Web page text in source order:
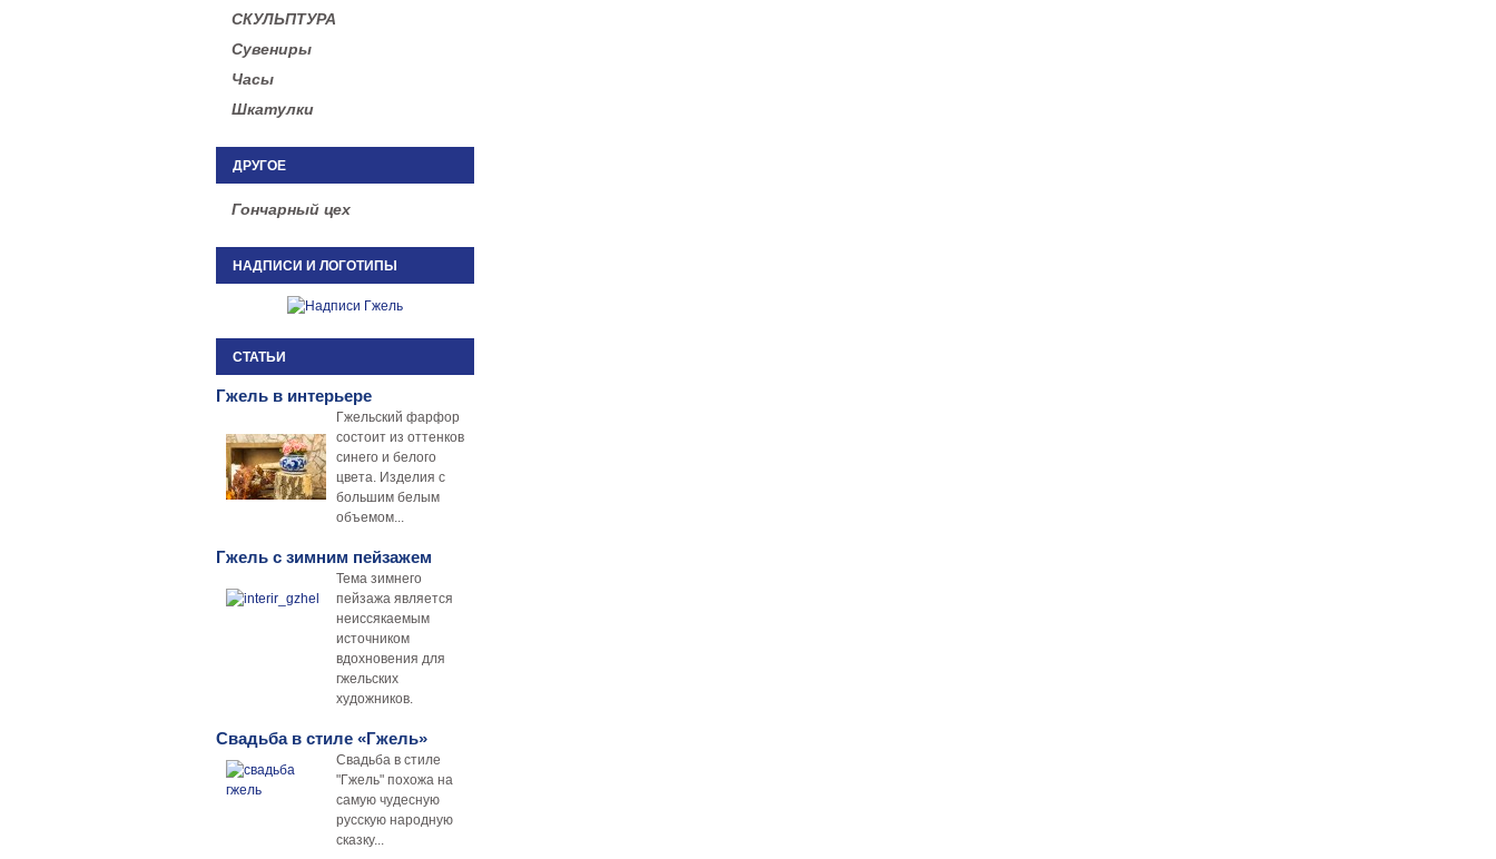
СКУЛЬПТУРА
Сувениры
Часы
Шкатулки
ДРУГОЕ
Гончарный цех
НАДПИСИ И ЛОГОТИПЫ
СТАТЬИ
Гжель в интерьере
Гжельский фарфор
состоит из оттенков
синего и белого
цвета. Изделия с
большим белым
объемом...
Гжель с зимним пейзажем
Тема зимнего
пейзажа является
неиссякаемым
источником
вдохновения для
гжельских
художников.
Свадьба в стиле «Гжель»
Свадьба в стиле
"Гжель" похожа на
самую чудесную
русскую народную
сказку...